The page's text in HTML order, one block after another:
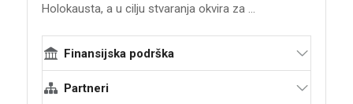
Holokausta, a u cilju stvaranja okvira za ...
Finansijska podrška
Evropska unija - program Građani,
Partneri